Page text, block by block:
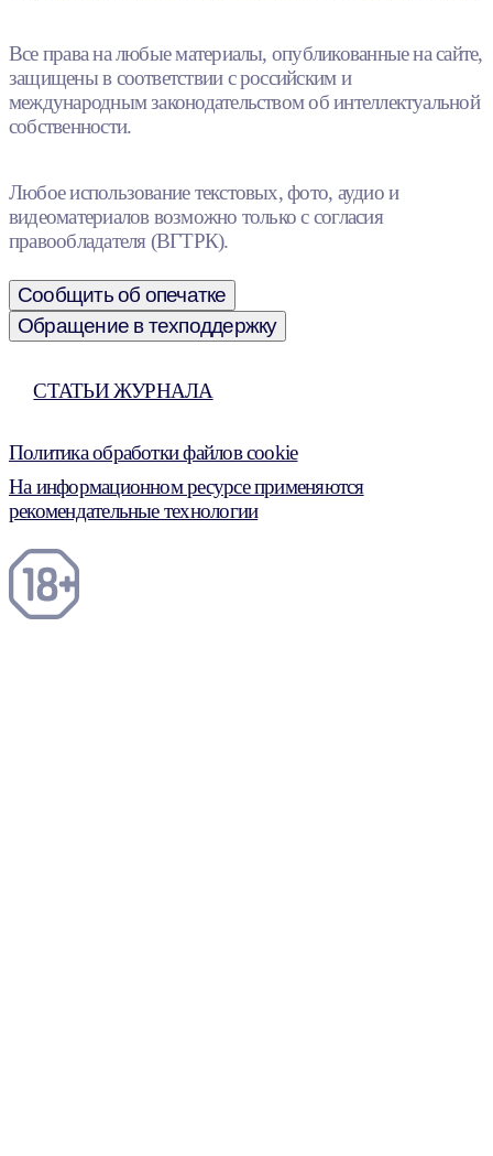
Все права на любые материалы, опубликованные на сайте,
защищены в соответствии с российским и
международным законодательством об интеллектуальной
собственности.
Любое использование текстовых, фото, аудио и
видеоматериалов возможно только с согласия
правообладателя (ВГТРК).
Сообщить об опечатке
Обращение в техподдержку
СТАТЬИ ЖУРНАЛА
Политика обработки файлов cookie
На информационном ресурсе применяются
рекомендательные технологии